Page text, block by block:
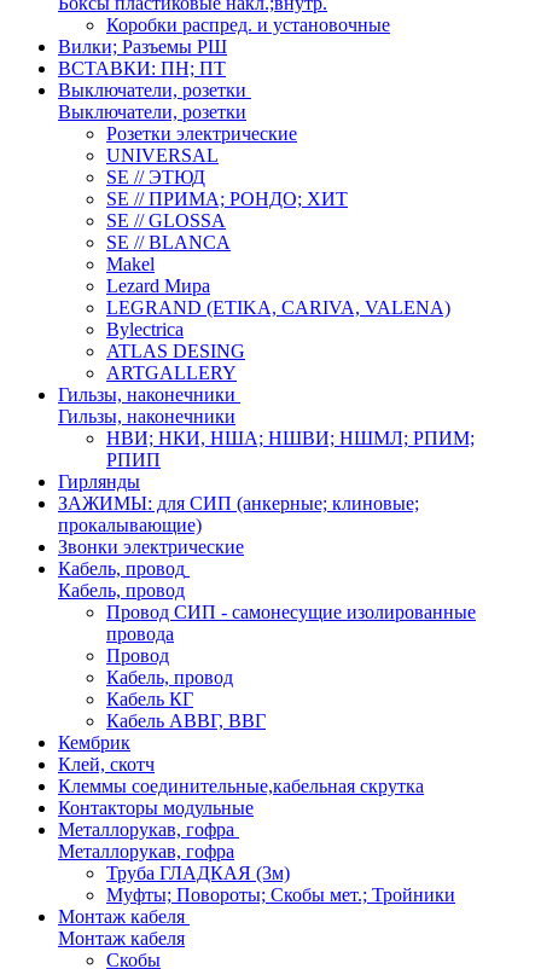
Коробки распред. и установочные
Вилки; Разъемы РШ
ВСТАВКИ: ПН; ПТ
Выключатели, розетки
Выключатели, розетки
Розетки электрические
UNIVERSAL
SE // ЭТЮД
SE // ПРИМА; РОНДО; ХИТ
SE // GLOSSA
SE // BLANCA
Makel
Lezard Мира
LEGRAND (ETIKA, CARIVA, VALENA)
Bylectrica
ATLAS DESING
ARTGALLERY
Гильзы, наконечники
Гильзы, наконечники
НВИ; НКИ, НША; НШВИ; НШМЛ; РПИМ;
РПИП
Гирлянды
ЗАЖИМЫ: для СИП (анкерные; клиновые;
прокалывающие)
Звонки электрические
Кабель, провод
Кабель, провод
Провод СИП - самонесущие изолированные
провода
Провод
Кабель, провод
Кабель КГ
Кабель АВВГ, ВВГ
Кембрик
Клей, скотч
Клеммы соединительные,кабельная скрутка
Контакторы модульные
Металлорукав, гофра
Металлорукав, гофра
Труба ГЛАДКАЯ (3м)
Муфты; Повороты; Скобы мет.; Тройники
Монтаж кабеля
Монтаж кабеля
Скобы